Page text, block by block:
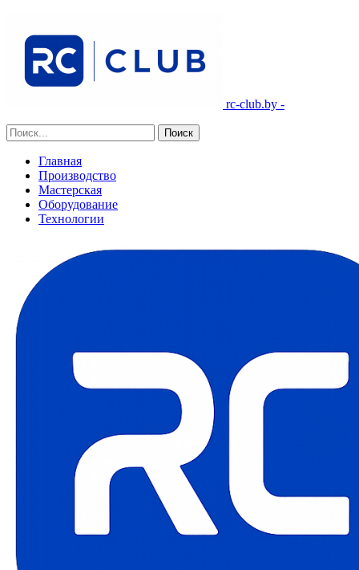
rc-club.by -
Главная
Производство
Мастерская
Оборудование
Технологии